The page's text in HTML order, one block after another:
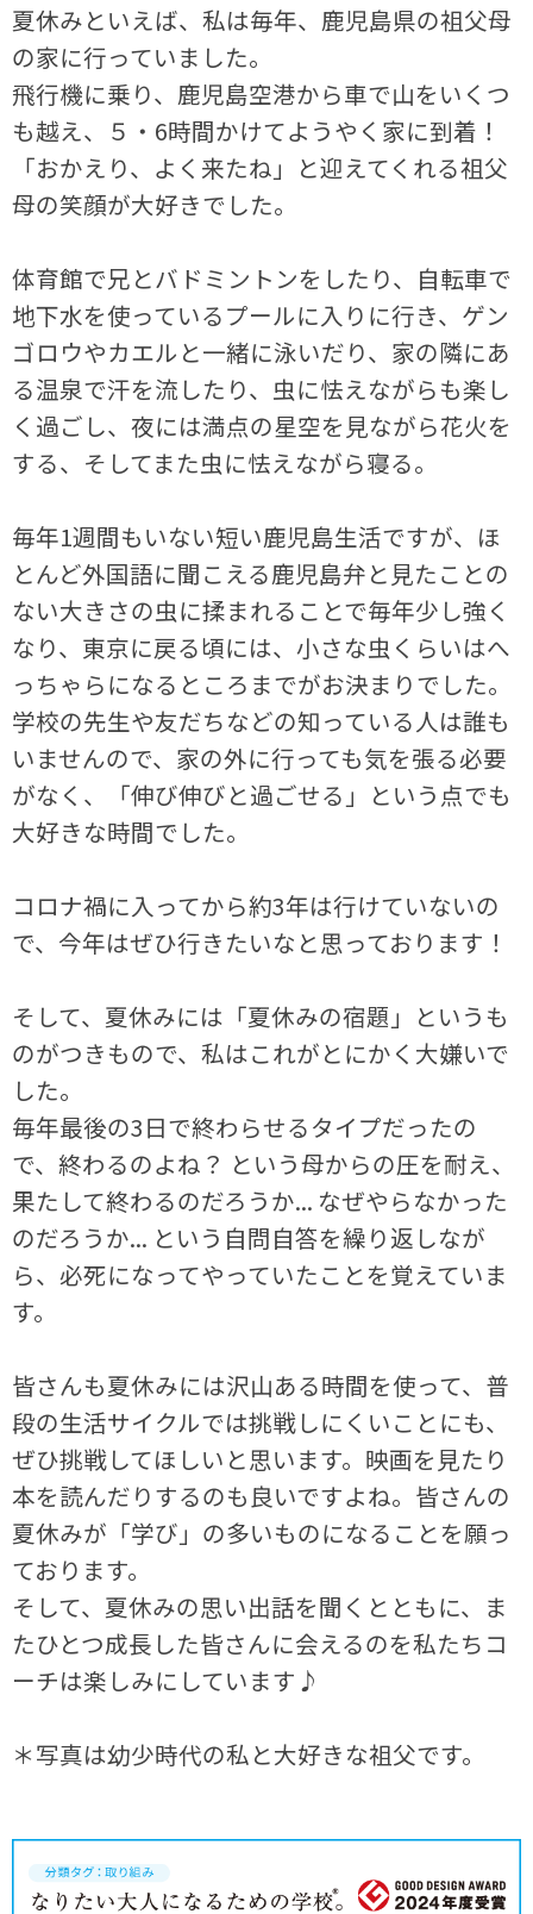
夏休みといえば、私は毎年、鹿児島県の祖父母
の家に行っていました。
飛行機に乗り、鹿児島空港から車で山をいくつ
も越え、５・6時間かけてようやく家に到着！
「おかえり、よく来たね」と迎えてくれる祖父
母の笑顔が大好きでした。
体育館で兄とバドミントンをしたり、自転車で
地下水を使っているプールに入りに行き、ゲン
ゴロウやカエルと一緒に泳いだり、家の隣にあ
る温泉で汗を流したり、虫に怯えながらも楽し
く過ごし、夜には満点の星空を見ながら花火を
する、そしてまた虫に怯えながら寝る。
毎年1週間もいない短い鹿児島生活ですが、ほ
とんど外国語に聞こえる鹿児島弁と見たことの
ない大きさの虫に揉まれることで毎年少し強く
なり、東京に戻る頃には、小さな虫くらいはへ
っちゃらになるところまでがお決まりでした。
学校の先生や友だちなどの知っている人は誰も
いませんので、家の外に行っても気を張る必要
がなく、「伸び伸びと過ごせる」という点でも
大好きな時間でした。
コロナ禍に入ってから約3年は行けていないの
で、今年はぜひ行きたいなと思っております！
そして、夏休みには「夏休みの宿題」というも
のがつきもので、私はこれがとにかく大嫌いで
した。
毎年最後の3日で終わらせるタイプだったの
で、終わるのよね？ という母からの圧を耐え、
果たして終わるのだろうか... なぜやらなかった
のだろうか... という自問自答を繰り返しなが
ら、必死になってやっていたことを覚えていま
す。
皆さんも夏休みには沢山ある時間を使って、普
段の生活サイクルでは挑戦しにくいことにも、
ぜひ挑戦してほしいと思います。映画を見たり
本を読んだりするのも良いですよね。皆さんの
夏休みが「学び」の多いものになることを願っ
ております。
そして、夏休みの思い出話を聞くとともに、ま
たひとつ成長した皆さんに会えるのを私たちコ
ーチは楽しみにしています♪
＊写真は幼少時代の私と大好きな祖父です。